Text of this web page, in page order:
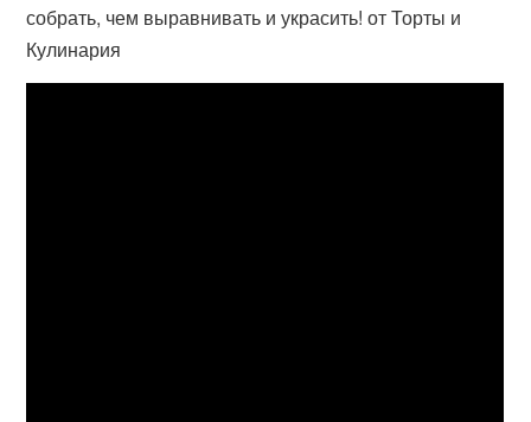
собрать, чем выравнивать и украсить! от Торты и
Кулинария